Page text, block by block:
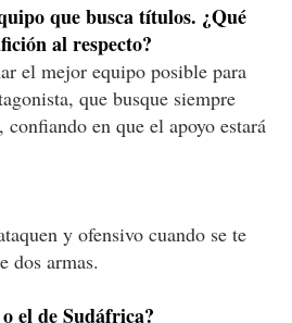
que busca títulos. ¿Qué
al respecto?
el mejor equipo posible para
que busque siempre
en que el apoyo estará
y ofensivo cuando se te
dos armas.
el de Sudáfrica?